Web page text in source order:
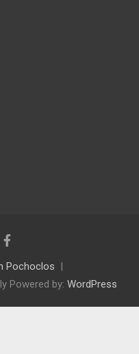
Pochoclos
Powered by: WordPress